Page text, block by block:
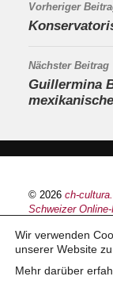
Vorheriger
Nächster Beitrag
Guillermina
© 2026 ch-
Schweizer
Wir verwenden
unserer Website zu
Mehr darüber